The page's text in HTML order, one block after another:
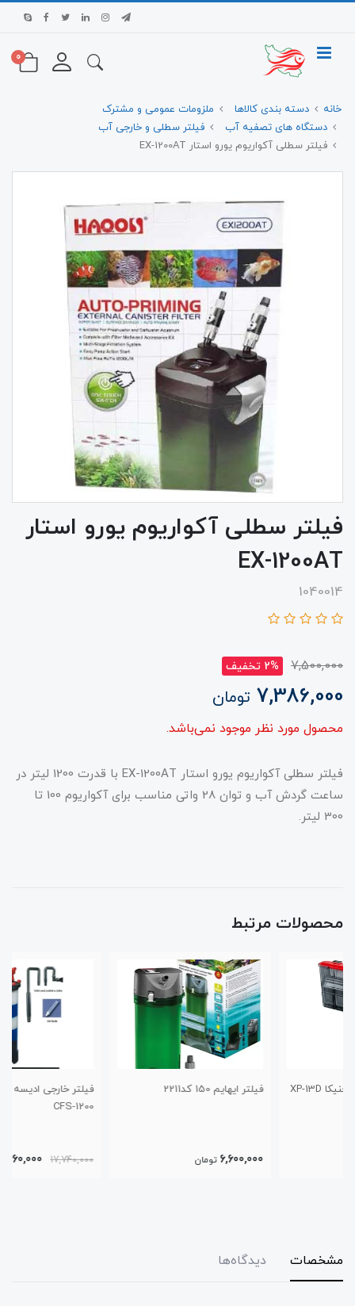
0
خانه دسته بندی کالاها
ملزومات عمومی و مشترک
دستگاه های تصفیه آب
فیلتر سطلی و خارجی آب
فیلتر سطلی آکواریوم یورو استار EX-1200AT
فیلتر سطلی آکواریوم یورو استار
EX-1200AT
1040014
7,500,000 2% تخفیف
7,386,000 تومان
محصول مورد نظر موجود نمی‌باشد.
فیلتر سطلی آکواریوم یورو استار EX-1200AT با قدرت 1200 لیتر در
ساعت گردش آب و توان 28 واتی مناسب برای آکواریوم 100 تا
300 لیتر.
محصولات مرتبط
فیلتر ایهایم 150 کد2211
فیلتر خارجی ادیسه یو وی دار
15,660,000 تومان
مشخصات دیدگاه‌ها